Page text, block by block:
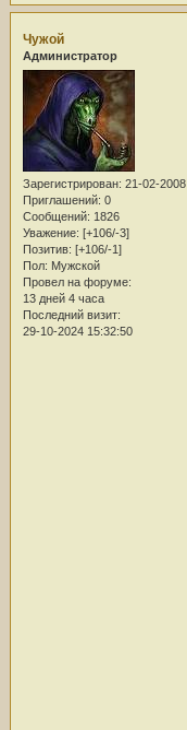
Чужой
Администратор
Зарегистрирован: 21-02-2008
Приглашений: 0
Сообщений: 1826
Уважение: [+106/-3]
Позитив: [+106/-1]
Пол: Мужской
Провел на форуме:
13 дней 4 часа
Последний визит:
29-10-2024 15:32:50